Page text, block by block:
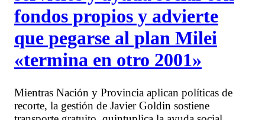
fondos propios y advierte
que pegarse al plan Milei
«termina en otro 2001»
Mientras Nación y Provincia aplican políticas de
recorte, la gestión de Javier Goldin sostiene